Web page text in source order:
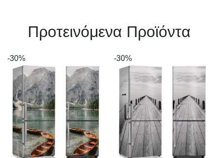
Πρoτεινόμενα Προϊόντα
-30% -30%